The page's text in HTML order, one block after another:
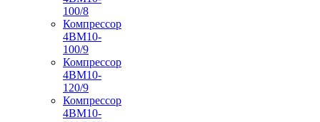
100/8
Компрессор
4ВМ10-
100/9
Компрессор
4ВМ10-
120/9
Компрессор
4ВМ10-